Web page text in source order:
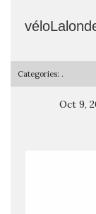
Categories: .
Oct 9,